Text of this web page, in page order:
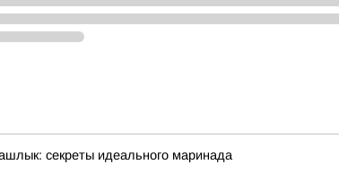
секреты идеального маринада